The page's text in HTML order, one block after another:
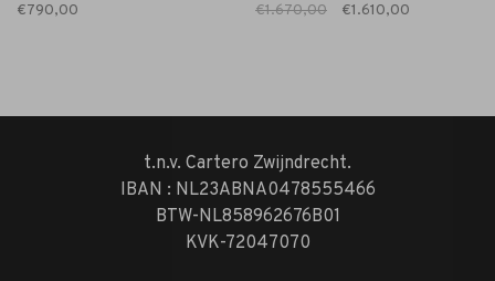
€790,00 €1.670,00 €1.610,00
t.n.v. Cartero Zwijndrecht.
IBAN : NL23ABNA0478555466
BTW-NL858962676B01
KVK-72047070